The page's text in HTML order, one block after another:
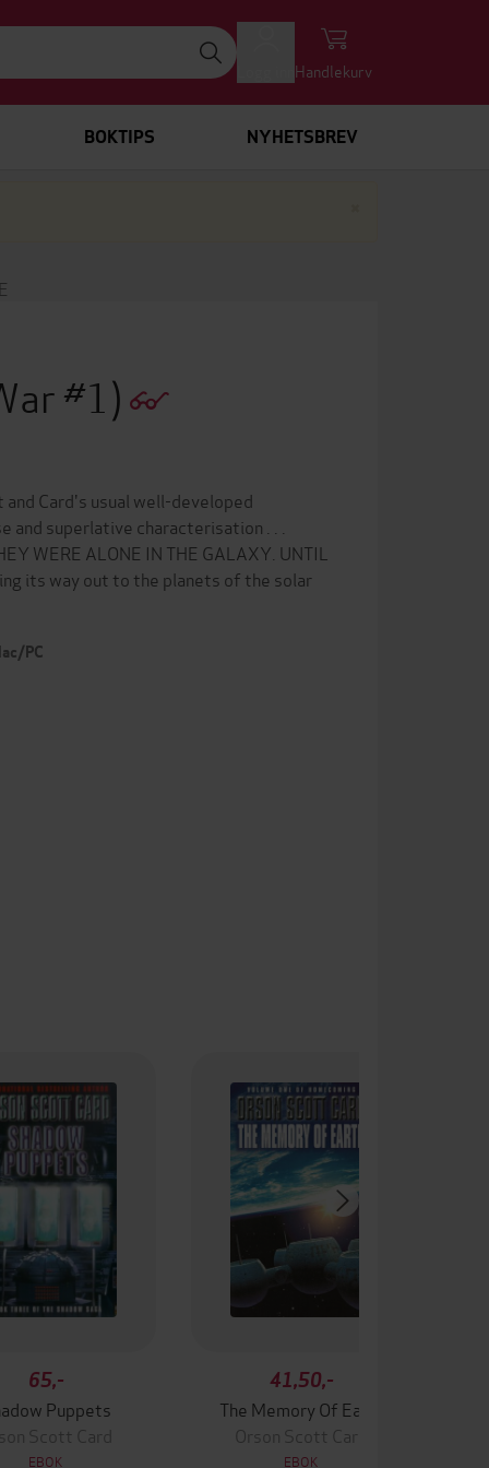
Handlekurv
BOKTIPS NYHETSBREV
#1)
Card's usual well-developed
superlative characterisation . . .
WERE ALONE IN THE GALAXY. UNTIL
its way out to the planets of the solar
PC
65,-
Puppets
Scott Card
EBOK
41,50,-
The Memory Of Earth
Orson Scott Card
EBOK